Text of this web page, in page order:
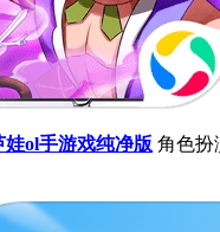
娃ol手游戏纯净版 角色扮